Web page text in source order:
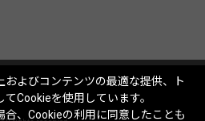
よびコンテンツの最適な提供、ト
Cookieを使用しています。
、Cookieの利用に同意したことも